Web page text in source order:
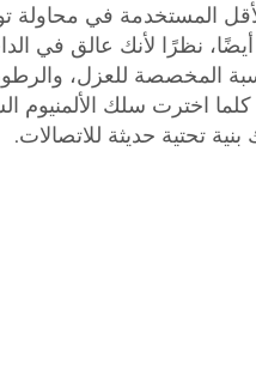
المستخدمة في محاولة
نظرًا لأنك عالق في
المخصصة للعزل،
تحتية حديثة للاتصالات.